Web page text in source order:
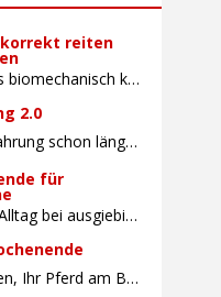
korrekt reiten
„Alles im Lot“ Das biomechanisch korrekte Reiten vereint viele wichtige Erkenntnisse der Reitkunst und der Physiologie von Pferd und Reiter miteinander. Ziel ist die größtmögliche Symmetrie des Reiters, denn erst wenn „alles im Lot“ ist, kann das Pferd den Reiter ausbalanciert und losgelassen tragen. Dafür muss der Reiter lernen, die Reaktionen seines Pferdes auf seinen […]
2.0
Liegt Ihre Reiterfahrung schon länger zurück oder fühlen Sie sich noch nicht richtig fit? Oder sind Sie bereits ein sicherer Reiter und freuen sich auf weiterführenden Unterricht? Training für Reiter:innen mit unterschiedlicher Reiterfahrung, auf die Wünsche und Kenntnisse des Einzelnen abgestimmt. Ein abwechslungsreiches Programm mit individuellem Reitunterricht mit unterschiedlichen Schwerpunkten und für Fortgeschrittene auch mit […]
für
Sie wollen Ihrem Alltag bei ausgiebigen Ritten durch unser wunderschönes Gelände entfliehen? Dann ist das Ausreitwochenende genau das Richtige. Geübte und sichere Reiter und Reiterinnen genießen die herrliche Natur unter erfahrener Rittführung. Teilnahme mit Leih- oder eigenem Pferd möglich. Mindestteilnehmerzahl: 5 Personen
Sie möchten lernen, Ihr Pferd am Boden gezielt zu gymnastizieren und durch feine Kommunikation zu führen? Dieser Kurs vermittelt, wie gezieltes und korrektes Longieren zur gymnastizierenden Arbeit mit dem Pferd beitragen. Wir arbeiten mit Hilfe eines Kappzaums – ohne Ausbinder oder andere Hilfszügel. Im Mittelpunkt stehen feine Kommunikation, klare Körpersprache und präzise Hilfengebung mit dem […]